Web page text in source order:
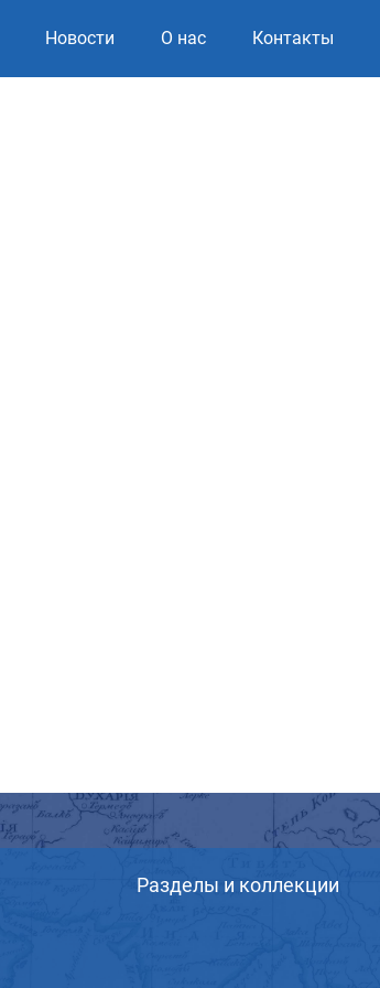
Новости О нас Контакты
Разделы и коллекции